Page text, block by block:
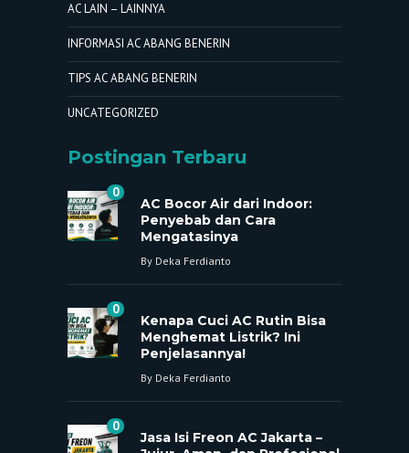
AC LAIN – LAINNYA
INFORMASI AC ABANG BENERIN
TIPS AC ABANG BENERIN
UNCATEGORIZED
Postingan Terbaru
0
AC Bocor Air dari Indoor:
Penyebab dan Cara
Mengatasinya
By Deka Ferdianto
0
Kenapa Cuci AC Rutin Bisa
Menghemat Listrik? Ini
Penjelasannya!
By Deka Ferdianto
0
Jasa Isi Freon AC Jakarta –